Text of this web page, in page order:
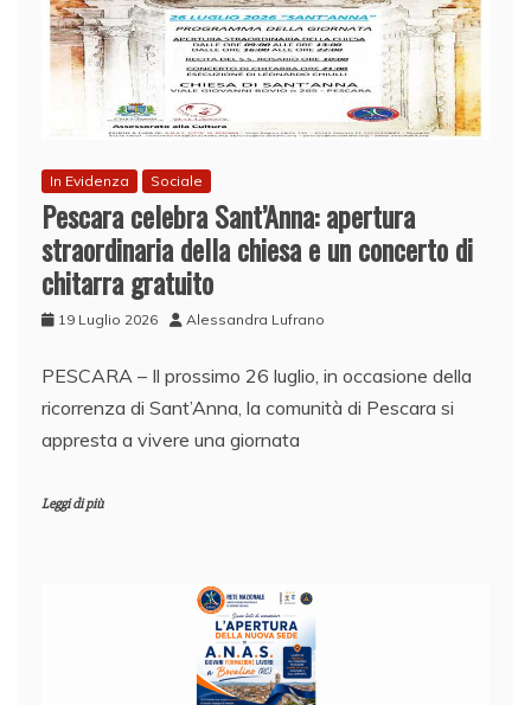
In Evidenza Sociale
Pescara celebra Sant’Anna: apertura
straordinaria della chiesa e un concerto di
chitarra gratuito
19 Luglio 2026 Alessandra Lufrano
PESCARA – Il prossimo 26 luglio, in occasione della
ricorrenza di Sant’Anna, la comunità di Pescara si
appresta a vivere una giornata
Leggi di più